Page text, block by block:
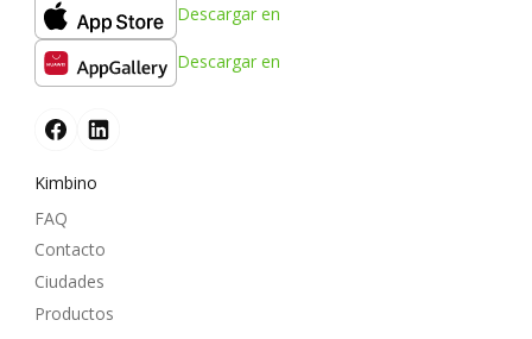
Descargar en
Descargar en
Kimbino
FAQ
Contacto
Ciudades
Productos